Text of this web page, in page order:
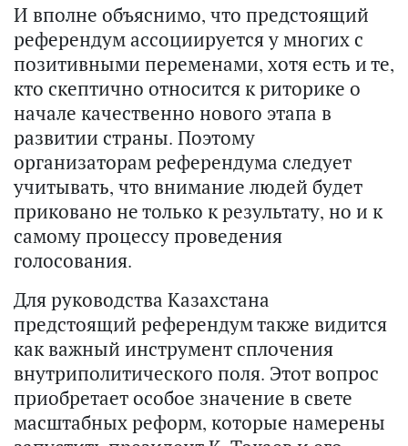
И вполне объяснимо, что предстоящий
референдум ассоциируется у многих с
позитивными переменами, хотя есть и те,
кто скептично относится к риторике о
начале качественно нового этапа в
развитии страны. Поэтому
организаторам референдума следует
учитывать, что внимание людей будет
приковано не только к результату, но и к
самому процессу проведения
голосования.
Для руководства Казахстана
предстоящий референдум также видится
как важный инструмент сплочения
внутриполитического поля. Этот вопрос
приобретает особое значение в свете
масштабных реформ, которые намерены